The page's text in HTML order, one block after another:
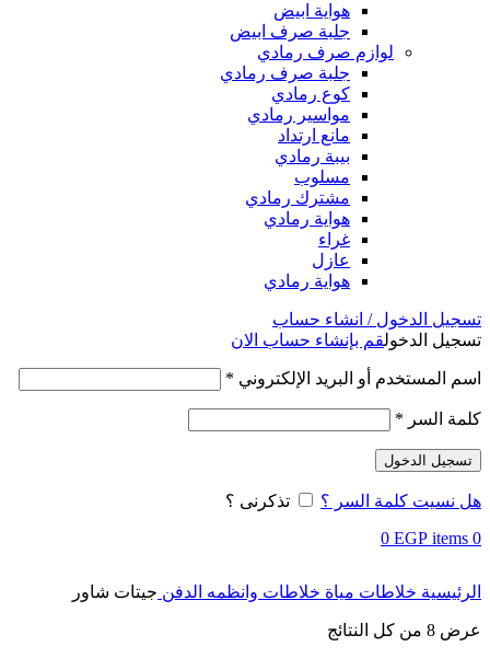
هواية ابيض
جلبة صرف ابيض
لوازم صرف رمادي
جلبة صرف رمادي
كوع رمادي
مواسير رمادي
مانع ارتداد
بيبة رمادي
مسلوب
مشترك رمادي
هواية رمادي
غراء
عازل
هواية رمادي
تسجيل الدخول / انشاء حساب
تسجيل الدخولقم بإنشاء حساب الان
اسم المستخدم أو البريد الإلكتروني *
كلمة السر *
تسجيل الدخول
هل نسيت كلمة السر ؟
تذكرنى ؟
0
items
0 EGP
الرئيسية خلاطات مياة خلاطات وانظمه الدفن جيتات شاور
عرض ⁦8⁩ من كل النتائج